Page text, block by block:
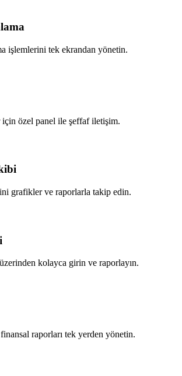
işlemlerini tek ekrandan yönetin.
özel panel ile şeffaf iletişim.
grafikler ve raporlarla takip edin.
kolayca girin ve raporlayın.
raporları tek yerden yönetin.